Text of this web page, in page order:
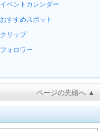
イベントカレンダー
おすすめスポット
クリップ
フォロワー
ページの先頭へ ▲